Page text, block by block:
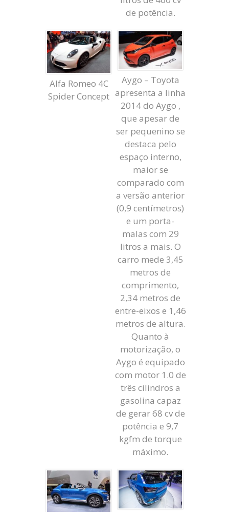
de potência.
Alfa Romeo 4C
Spider Concept
Aygo – Toyota
apresenta a linha
2014 do Aygo ,
que apesar de
ser pequenino se
destaca pelo
espaço interno,
maior se
comparado com
a versão anterior
(0,9 centímetros)
e um porta-
malas com 29
litros a mais. O
carro mede 3,45
metros de
comprimento,
2,34 metros de
entre-eixos e 1,46
metros de altura.
Quanto à
motorização, o
Aygo é equipado
com motor 1.0 de
três cilindros a
gasolina capaz
de gerar 68 cv de
potência e 9,7
kgfm de torque
máximo.